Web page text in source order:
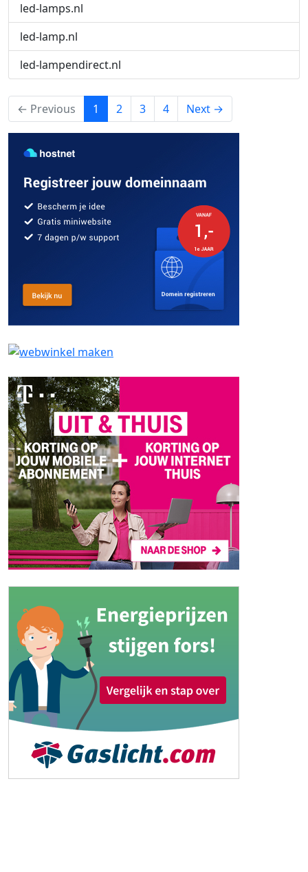
led-lamps.nl
led-lamp.nl
led-lampendirect.nl
← Previous 1 (current)
2 3 4 Next →